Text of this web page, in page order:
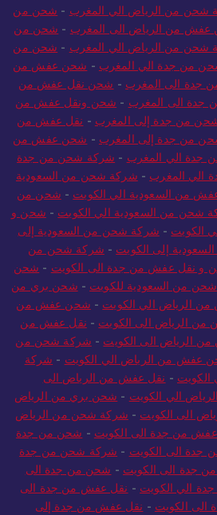
شحن من الرياض الي المغرب - شحن من
من الرياض الى المغرب - شحن من
شحن من الرياض الي المغرب - شحن من
من جدة الي المغرب - شحن عفش من
جدة الى المغرب - شحن نقل عفش من
جدة الى المغرب - شحن ونقل عفش من
من جدة إلى المغرب - نقل عفش من
من جدة إلى المغرب - شحن عفش من
جدة الي المغرب - شركة شحن من جدة
الي المغرب - شركة شحن من السعودية
من السعودية الي الكويت - شحن من
شحن من السعودية الي الكويت - شحن و
الكويت - شركة شحن من السعودية إلى
إلى الكويت - شركة شحن من
و نقل عفش من جدة الى الكويت - شحن
شحن من السعودية للكويت - شحن بري من
الرياض الي الكويت - شحن عفش من
من الرياض الى الكويت - نقل عفش من
الرياض الى الكويت - شركة شحن من
عفش من الرياض الي الكويت - شركة
- نقل عفش من الرياض الى
الي الكويت - شحن بري من الرياض
الى الكويت - شركة شحن من الرياض
من جدة الى الكويت - شحن من جدة
جدة الى الكويت - شركة شحن من جدة
جدة الى الكويت - شحن من جدة الى
الي الكويت - نقل عفش من جدة الى
الكويت - نقل عفش من جدة إلى